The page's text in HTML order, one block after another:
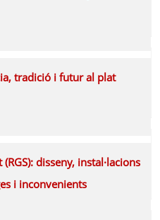
tradició i futur al plat
disseny, instal·lacions
i inconvenients